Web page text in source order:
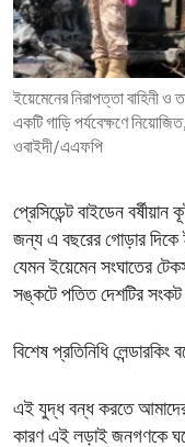
ENVIRONMENT
IDEALS AND
ইয়েমেনের নিরাপত্তা বাহিনী
একটি গাড়ি পর্যবেক্ষণে
ওবাইদী/এএফপি
প্রেসিডেন্ট বাইডেন বর্ষীয়ান
জন্য এ বছরের গোড়ার দিকে
যেমন ইয়েমেন সংঘাতের
সঙ্কটে পতিত দেশটির
বিশেষ প্রতিনিধি
এই যুদ্ধ বন্ধ করতে
কারণ এই লড়াই জনগণকে